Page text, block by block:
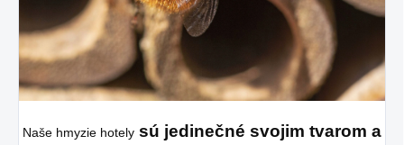
Naše hmyzie hotely sú jedinečné svojim tvarom a